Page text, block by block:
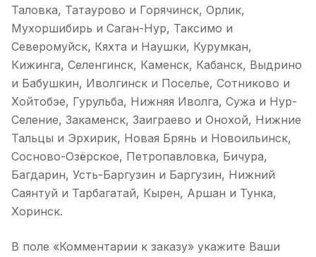
Таловка, Татаурово и Горячинск, Орлик,
Мухоршибирь и Саган-Нур, Таксимо и
Северомуйск, Кяхта и Наушки, Курумкан,
Кижинга, Селенгинск, Каменск, Кабанск, Выдрино
и Бабушкин, Иволгинск и Поселье, Сотниково и
Хойтобэе, Гурульба, Нижняя Иволга, Сужа и Нур-
Селение, Закаменск, Заиграево и Онохой, Нижние
Тальцы и Эрхирик, Новая Брянь и Новоильинск,
Сосново-Озёрское, Петропавловка, Бичура,
Багдарин, Усть-Баргузин и Баргузин, Нижний
Саянтуй и Тарбагатай, Кырен, Аршан и Тунка,
Хоринск.
В поле «Комментарии к заказу» укажите Ваши